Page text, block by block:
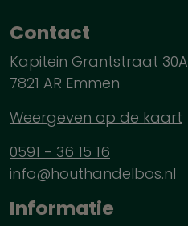
Contact
Kapitein Grantstraat 30A
7821 AR Emmen
Weergeven op de kaart
0591 - 36 15 16
info@houthandelbos.nl
Informatie